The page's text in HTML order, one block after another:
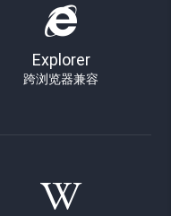
Explorer
跨浏览器兼容